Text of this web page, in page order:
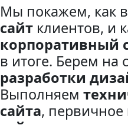
Мы покажем, как
сайт клиентов, и
корпоративный
в итоге. Берем на
разработки
Выполняем
сайта, первичное